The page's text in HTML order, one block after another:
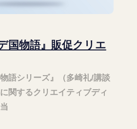
国物語』販促クリエ
物語シリーズ』（多崎礼/講談
関するクリエイティブディ